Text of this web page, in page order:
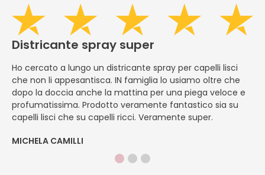
Districante spray super
Ho cercato a lungo un districante spray per capelli lisci
che non li appesantisca. IN famiglia lo usiamo oltre che
dopo la doccia anche la mattina per una piega veloce e
profumatissima. Prodotto veramente fantastico sia su
capelli lisci che su capelli ricci. Veramente super.
MICHELA CAMILLI